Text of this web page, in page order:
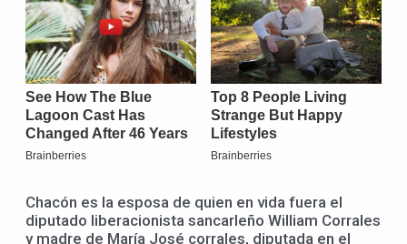
Chacón es la esposa de quien en vida fuera el
diputado liberacionista sancarleño William Corrales
y madre de María José corrales, diputada en el